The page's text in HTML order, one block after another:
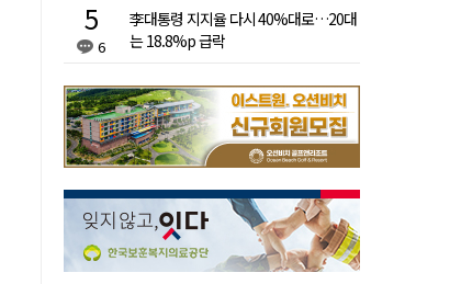
6
李대통령 지지율 다시 40%대로…20대
는 18.8%p 급락